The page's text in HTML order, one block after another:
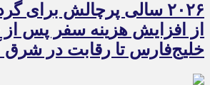
۲۰۲۶ سالی پرچالش برای
از افزایش هزینه سفر پس
خلیج‌فارس تا رقابت در شرق